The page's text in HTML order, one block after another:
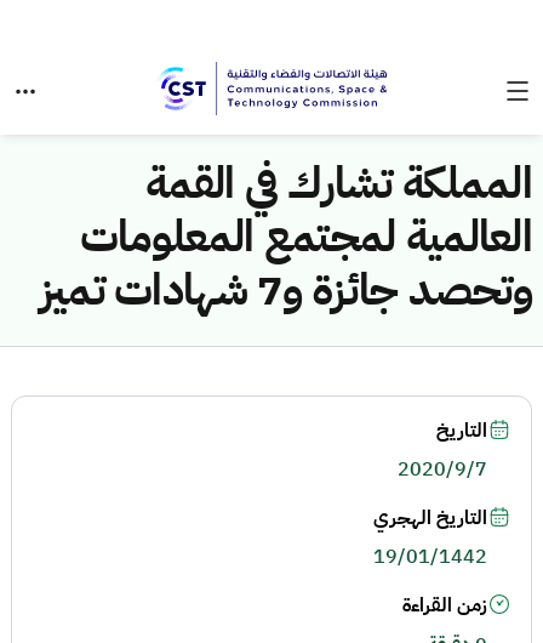
المملكة تشارك في القمة
العالمية لمجتمع المعلومات
وتحصد جائزة و7 شهادات تميز
التاريخ
2020/9/7
التاريخ الهجري
19/01/1442
زمن القراءة